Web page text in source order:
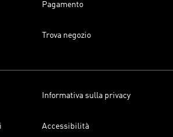
Pagamento
Trova negozio
Informativa sulla privacy
Accessibilità